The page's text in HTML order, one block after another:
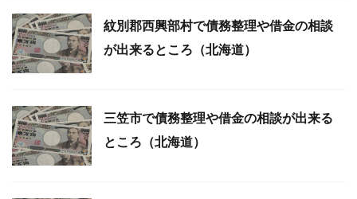
紋別郡西興部村で債務整理や借金の相談
が出来るところ（北海道）
三笠市で債務整理や借金の相談が出来る
ところ（北海道）